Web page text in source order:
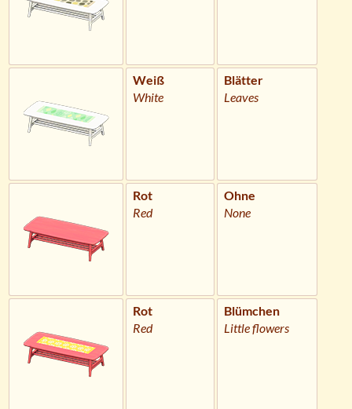
Weiß
White
Blätter
Leaves
Rot
Red
Ohne
None
Rot
Red
Blümchen
Little flowers